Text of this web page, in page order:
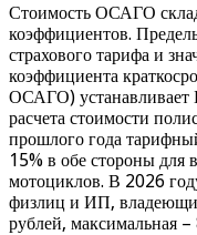
Стоимость ОСАГО
коэффициентов.
страхового тарифа и
коэффициента
ОСАГО) устанавливает
расчета стоимости
прошлого года
15% в обе стороны для
мотоциклов. В 2026
физлиц и ИП,
рублей, максимальная